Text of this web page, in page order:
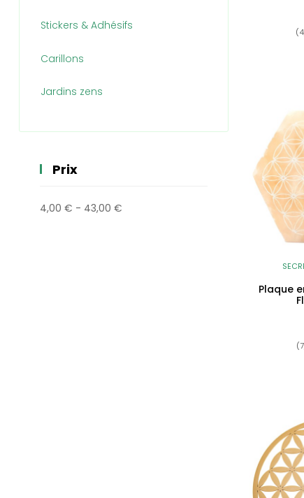
Stickers & Adhésifs
Carillons
Jardins zens
Prix
4,00 € - 43,00 €
Plaque